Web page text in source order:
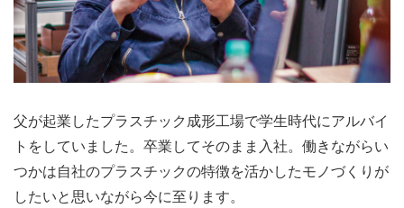
父が起業したプラスチック成形工場で学生時代にアルバイ
トをしていました。卒業してそのまま入社。働きながらい
つかは自社のプラスチックの特徴を活かしたモノづくりが
したいと思いながら今に至ります。